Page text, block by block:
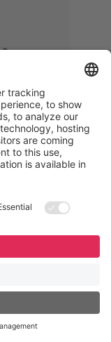
e
cadeia,